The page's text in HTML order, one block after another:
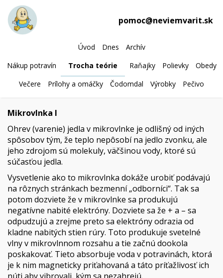
pomoc@neviemvarit.sk
Úvod Dnes
Archív
Nákup potravín
Trocha teórie Raňajky Polievky
Obedy
Večere
Prílohy a omáčky Čodomdal Výrobky Pečivo
Mikrovlnka I
Ohrev (varenie) jedla v mikrovlnke je odlišný od iných
spôsobov tým, že teplo nepôsobí na jedlo zvonku, ale
jeho zdrojom sú molekuly, väčšinou vody, ktoré sú
súčasťou jedla.
Vysvetlenie ako to mikrovlnka dokáže urobiť podávajú
na rôznych stránkach bezmenní „odborníci“. Tak sa
potom dozviete že v mikrovlnke sa produkujú
negatívne nabité elektróny. Dozviete sa že + a – sa
odpudzujú a zrejme preto sa elektróny odrazia od
kladne nabitých stien rúry. Toto produkuje svetelné
vlny v mikrovlnnom rozsahu a tie začnú dookola
poskakovať. Tieto absorbuje voda v potravinách, ktorá
je k nim magneticky priťahovaná a táto príťažlivosť ich